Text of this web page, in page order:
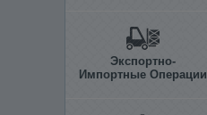
Экспортно-
Импортные Операции